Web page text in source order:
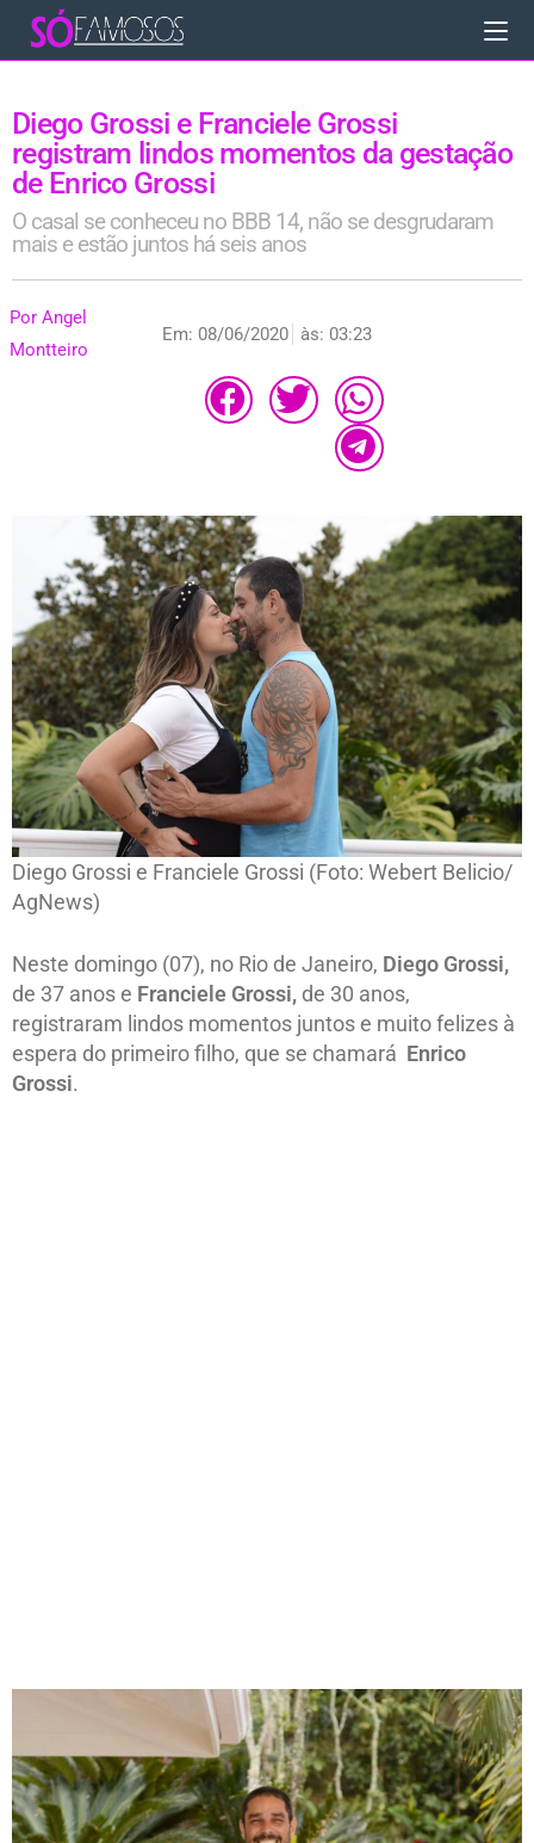
Diego Grossi e Franciele Grossi
registram lindos momentos da gestação
de Enrico Grossi
O casal se conheceu no BBB 14, não se desgrudaram
mais e estão juntos há seis anos
Por Angel
Montteiro
Em: 08/06/2020 às: 03:23
Diego Grossi e Franciele Grossi (Foto: Webert Belicio/
AgNews)
Neste domingo (07), no Rio de Janeiro, Diego Grossi,
de 37 anos e Franciele Grossi, de 30 anos,
registraram lindos momentos juntos e muito felizes à
espera do primeiro filho, que se chamará Enrico
Grossi.